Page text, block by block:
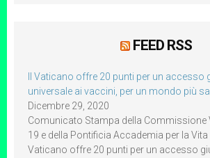
FEED RSS
Il Vaticano offre 20 punti per un accesso
universale ai vaccini, per un mondo più
Dicembre 29, 2020
Comunicato Stampa della Commissione
19 e della Pontificia Accademia per la Vita
Vaticano offre 20 punti per un accesso